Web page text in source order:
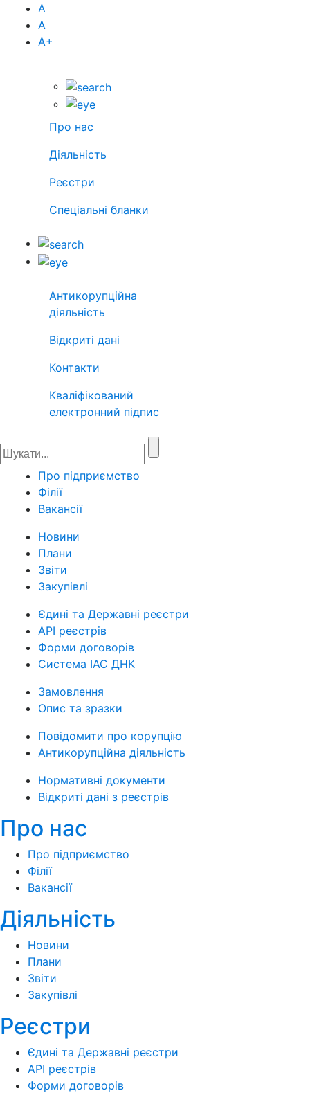
А
А
А+
Про нас
Діяльність
Реєстри
Спеціальні бланки
Антикорупційна
діяльність
Відкриті дані
Контакти
Кваліфікований
електронний підпис
Про підприємство
Філії
Вакансії
Новини
Плани
Звіти
Закупівлі
Єдині та Державні реєстри
API реєстрів
Форми договорів
Система ІАС ДНК
Замовлення
Опис та зразки
Повідомити про корупцію
Антикорупційна діяльність
Нормативні документи
Відкриті дані з реєстрів
Про нас
Про підприємство
Філії
Вакансії
Діяльність
Новини
Плани
Звіти
Закупівлі
Реєстри
Єдині та Державні реєстри
API реєстрів
Форми договорів